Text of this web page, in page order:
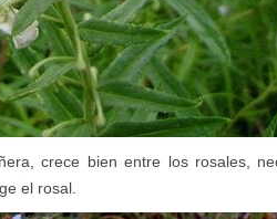
crece bien entre los rosales,
el rosal.